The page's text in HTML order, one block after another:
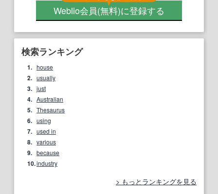
Weblio会員(無料)に登録する
検索ランキング
1. house
2. usually
3. just
4. Australian
5. Thesaurus
6. using
7. used in
8. various
9. because
10.industry
もっとランキングを見る